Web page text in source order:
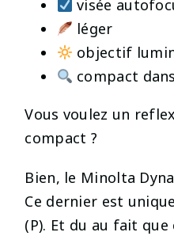
visée
léger
objectif
compact
Vous voulez un
compact ?
Bien, le Minolta
Ce dernier est
(P). Et du au fait